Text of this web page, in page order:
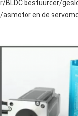
bestuurder/
en de